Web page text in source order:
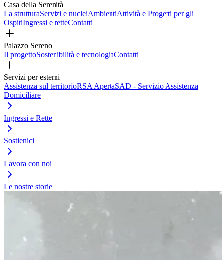
Casa della Serenità
La strutturaServizi e nucleiAmbientiAttività e Progetti per gli
OspitiIngressi e retteContatti
Palazzo Sereno
Il progettoSostenibilità e tecnologiaContatti
Servizi per esterni
Assistenza sul territorioRSA ApertaSAD - Servizio Assistenza
Domiciliare
Ingressi e Rette
Sostienici
Lavora con noi
Le nostre storie